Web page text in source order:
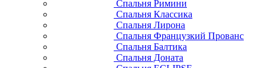
Спальня Римини
Спальня Классика
Спальня Лирона
Спальня Французкий Прованс
Спальня Балтика
Спальня Доната